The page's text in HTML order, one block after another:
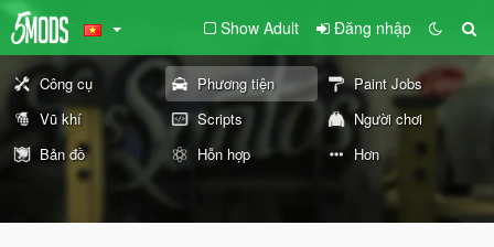
Show Adult Đăng nhập
Công cụ Phương tiện
Paint Jobs
Vũ khí
Scripts
Người chơi
Bản đồ
Hỗn hợp Hơn